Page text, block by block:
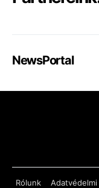
NewsPortal
Rólunk